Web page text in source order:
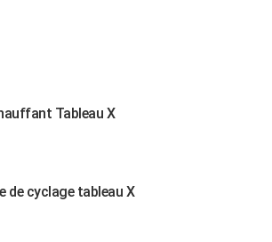
Tableau X
de cyclage tableau X